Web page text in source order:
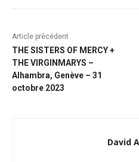
Article précédent
THE SISTERS OF MERCY +
THE VIRGINMARYS –
Alhambra, Genève – 31
octobre 2023
David